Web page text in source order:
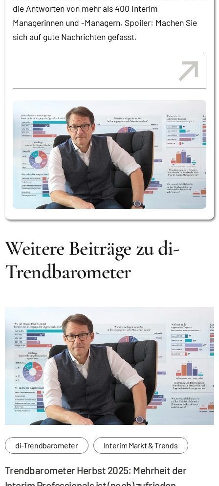
die Antworten von mehr als 400 Interim
Managerinnen und -Managern. Spoiler: Machen Sie
sich auf gute Nachrichten gefasst.
Weitere Beiträge zu di-
Trendbarometer
di-Trendbarometer Interim Markt & Trends
Trendbarometer Herbst 2025: Mehrheit der